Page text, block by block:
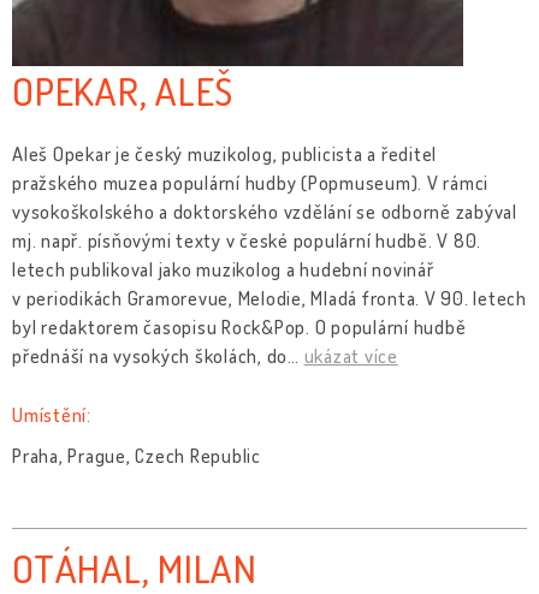
OPEKAR, ALEŠ
Aleš Opekar je český muzikolog, publicista a ředitel
pražského muzea populární hudby (Popmuseum). V rámci
vysokoškolského a doktorského vzdělání se odborně zabýval
mj. např. písňovými texty v české populární hudbě. V 80.
letech publikoval jako muzikolog a hudební novinář
v periodikách Gramorevue, Melodie, Mladá fronta. V 90. letech
byl redaktorem časopisu Rock&Pop. O populární hudbě
přednáší na vysokých školách, do… ukázat více
Umístění:
Praha, Prague, Czech Republic
OTÁHAL, MILAN